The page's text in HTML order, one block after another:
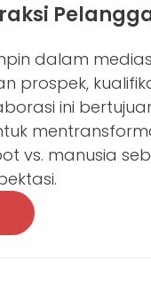
dalam
prospek,
ini
vs. manusia